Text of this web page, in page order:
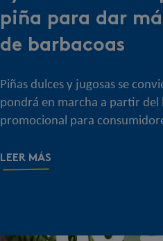
piña para dar
de barbacoas
Piñas dulces y jugosas se
pondrá en marcha a partir del
promocional para
LEER MÁS